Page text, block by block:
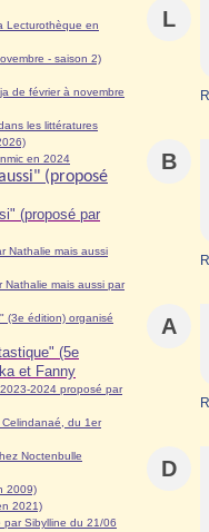
Lecturothèque en
- saison 2)
de février à novembre
les littératures
en 2024
(proposé
(proposé par
Nathalie mais aussi
mais aussi par
(3e édition) organisé
(5e
et Fanny
2024 proposé par
du 1er
Noctenbulle
2009)
2021)
Sibylline du 21/06
L
B
A
D